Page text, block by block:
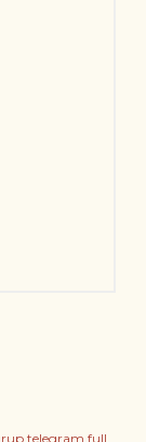
telegram full